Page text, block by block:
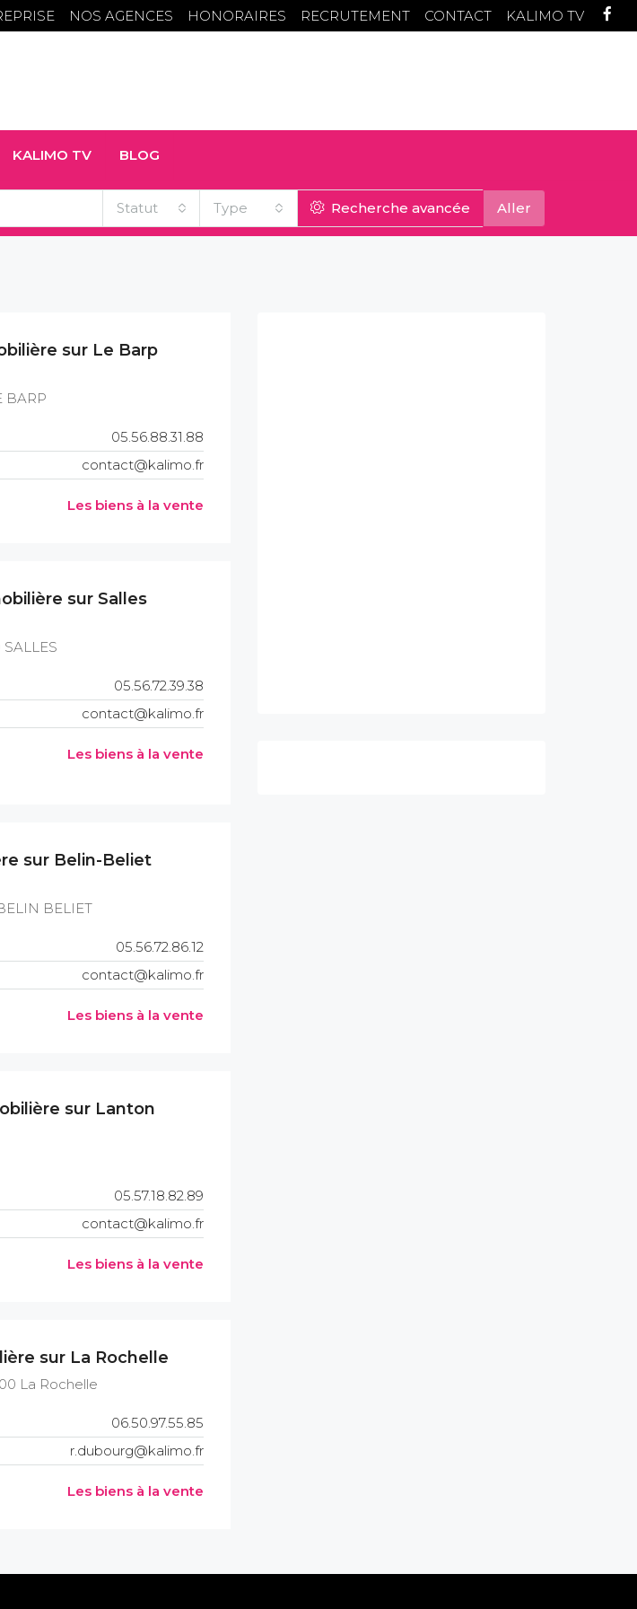
NOS AGENCES HONORAIRES RECRUTEMENT CONTACT KALIMO TV
KALIMO TV BLOG
Statut Type Recherche avancée Aller
sur Le Barp
BARP
05.56.88.31.88
contact@kalimo.fr
Les biens à la vente
sur Salles
05.56.72.39.38
contact@kalimo.fr
Les biens à la vente
sur Belin-Beliet
BELIET
05.56.72.86.12
contact@kalimo.fr
Les biens à la vente
sur Lanton
05.57.18.82.89
contact@kalimo.fr
Les biens à la vente
sur La Rochelle
La Rochelle
06.50.97.55.85
r.dubourg@kalimo.fr
Les biens à la vente